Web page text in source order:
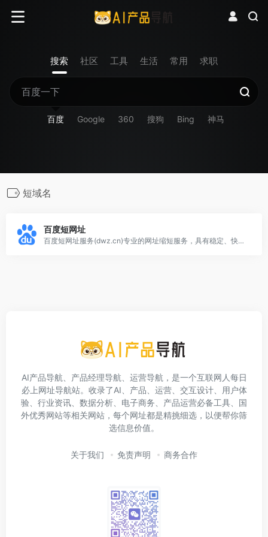
搜索 社区 工具 生活 常用 求职
百度 Google 360 搜狗 Bing 神马
短域名
百度短网址
百度短网址服务(dwz.cn)专业的网址缩短服务，具有稳定、快速、安全的特点，支持批量缩短、批量短网址还原、数据报表、开放API接口等服务
AI产品导航、产品经理导航、运营导航，是一个互联网人每日
必上网址导航站。收录了AI、产品、运营、交互设计、用户体
验、行业资讯、数据分析、电子商务、产品运营必备工具、国
外优秀网站等相关网站，每个网址都是精挑细选，以便帮你筛
选信息价值。
关于我们 免责声明 商务合作